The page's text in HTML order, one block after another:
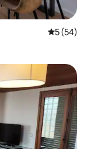
5 (54)